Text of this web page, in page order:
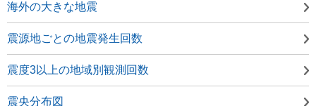
海外の大きな地震
震源地ごとの地震発生回数
震度3以上の地域別観測回数
震央分布図